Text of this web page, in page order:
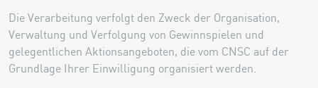
Die Verarbeitung verfolgt den Zweck der Organisation,
Verwaltung und Verfolgung von Gewinnspielen und
gelegentlichen Aktionsangeboten, die vom CNSC auf der
Grundlage Ihrer Einwilligung organisiert werden.